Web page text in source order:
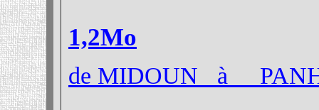
1,2Mo
de MIDOUN à